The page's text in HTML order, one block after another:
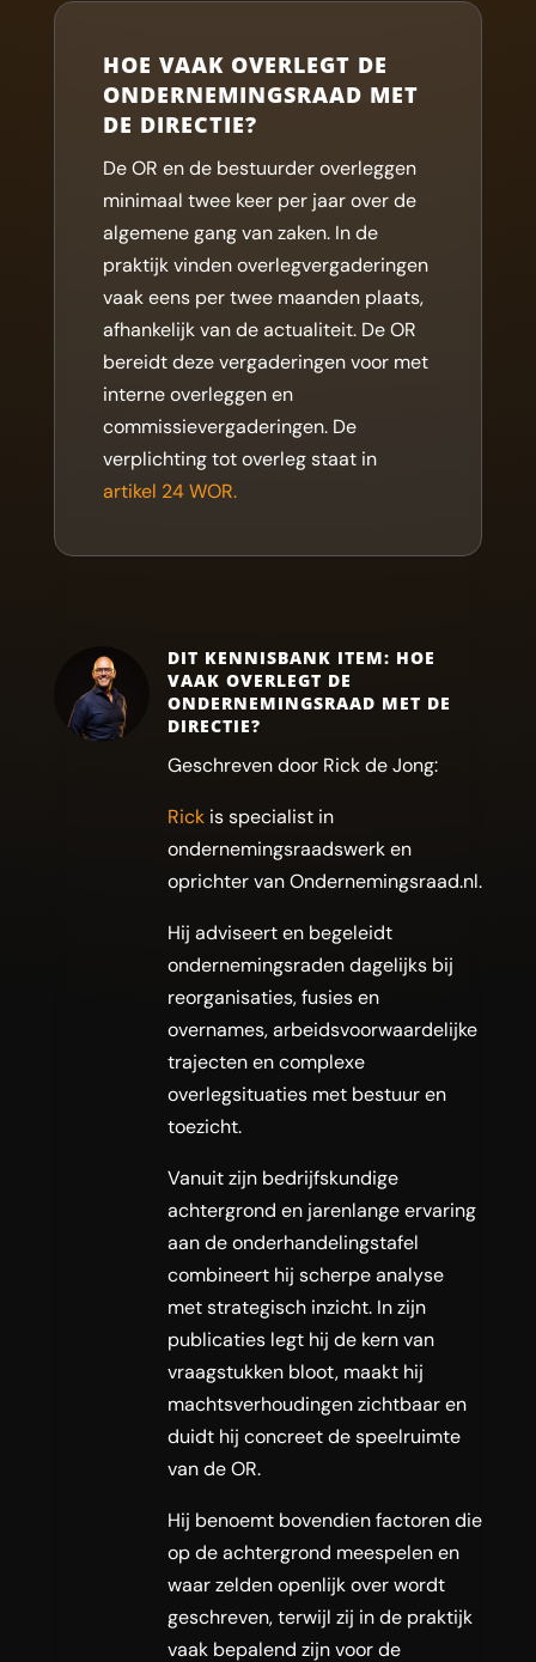
HOE VAAK OVERLEGT DE
ONDERNEMINGSRAAD MET
DE DIRECTIE?
De OR en de bestuurder overleggen
minimaal twee keer per jaar over de
algemene gang van zaken. In de
praktijk vinden overlegvergaderingen
vaak eens per twee maanden plaats,
afhankelijk van de actualiteit. De OR
bereidt deze vergaderingen voor met
interne overleggen en
commissievergaderingen. De
verplichting tot overleg staat in
artikel 24 WOR.
DIT KENNISBANK ITEM: HOE
VAAK OVERLEGT DE
ONDERNEMINGSRAAD MET DE
DIRECTIE?
Geschreven door Rick de Jong:
Rickis specialist in
ondernemingsraadswerk en
oprichter van Ondernemingsraad.nl.
Hij adviseert en begeleidt
ondernemingsraden dagelijks bij
reorganisaties, fusies en
overnames, arbeidsvoorwaardelijke
trajecten en complexe
overlegsituaties met bestuur en
toezicht.
Vanuit zijn bedrijfskundige
achtergrond en jarenlange ervaring
aan de onderhandelingstafel
combineert hij scherpe analyse
met strategisch inzicht. In zijn
publicaties legt hij de kern van
vraagstukken bloot, maakt hij
machtsverhoudingen zichtbaar en
duidt hij concreet de speelruimte
van de OR.
Hij benoemt bovendien factoren die
op de achtergrond meespelen en
waar zelden openlijk over wordt
geschreven, terwijl zij in de praktijk
vaak bepalend zijn voor de